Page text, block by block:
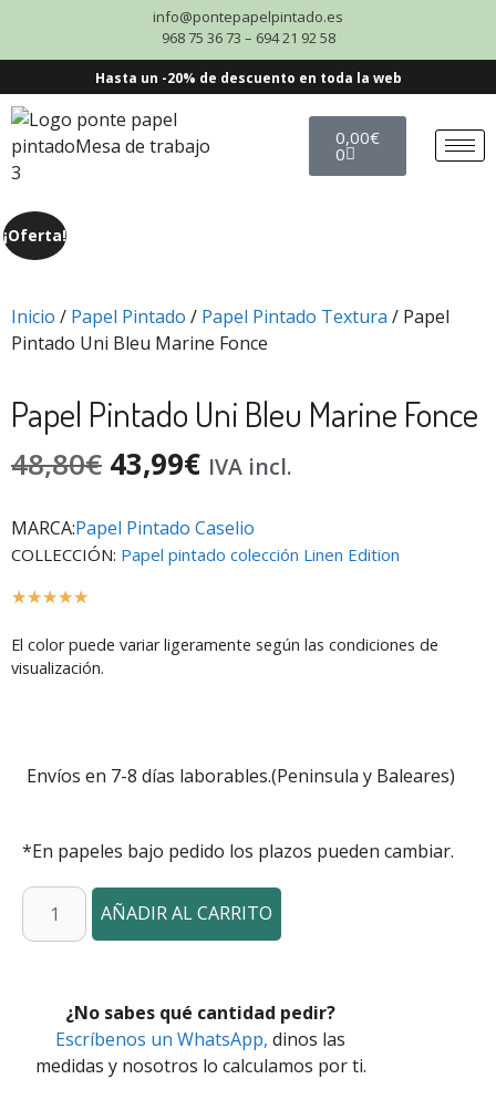
info@pontepapelpintado.es
968 75 36 73 – 694 21 92 58
Hasta un -20% de descuento en toda la web
0,00€
0
¡Oferta!
Inicio / Papel Pintado / Papel Pintado Textura / Papel
Pintado Uni Bleu Marine Fonce
Papel Pintado Uni Bleu Marine Fonce
48,80€ 43,99€ IVA incl.
MARCA:Papel Pintado Caselio
COLLECCIÓN: Papel pintado colección Linen Edition
☆☆☆☆☆
El color puede variar ligeramente según las condiciones de
visualización.
Envíos en 7-8 días laborables.(Peninsula y Baleares)
*En papeles bajo pedido los plazos pueden cambiar.
AÑADIR AL CARRITO
¿No sabes qué cantidad pedir?
Escríbenos un WhatsApp, dinos las
medidas y nosotros lo calculamos por ti.